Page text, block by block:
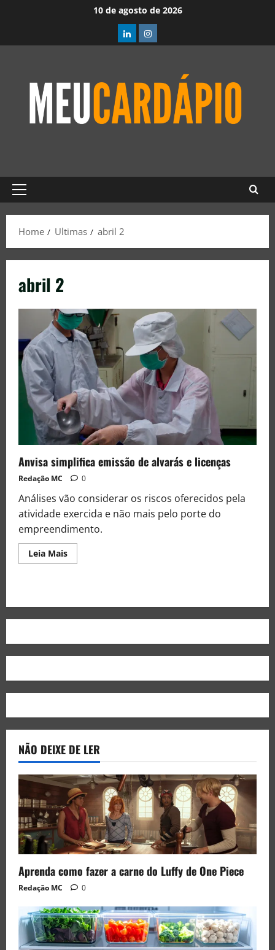
10 de agosto de 2026
Home Ultimas abril 2
abril 2
Anvisa simplifica emissão de alvarás e licenças
Redação MC 0
Análises vão considerar os riscos oferecidos pela
atividade exercida e não mais pelo porte do
empreendimento.
Leia Mais
NÃO DEIXE DE LER
Aprenda como fazer a carne do Luffy de One Piece
Redação MC 0